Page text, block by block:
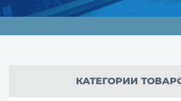
КАТЕГОРИИ